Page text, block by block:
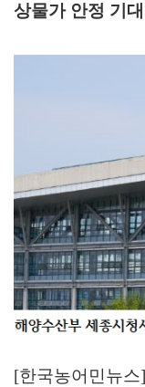
상물가 안정 기대
[한국농어민뉴